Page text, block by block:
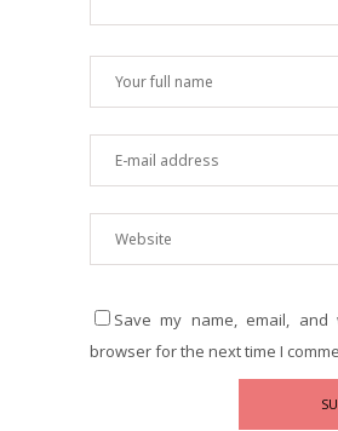
Save my name, email, and
browser for the next time I